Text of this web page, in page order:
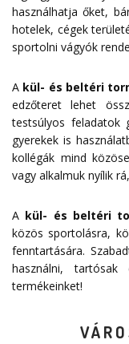
használhatja őket,
hotelek, cégek
sportolni vágyók
A kül- és beltéri
edzőteret lehet
testsúlyos feladatok
gyerekek is
kollégák mind
vagy alkalmuk nyílik
A kül- és beltéri
közös sportolásra,
fenntartására.
használni,
termékeinket!